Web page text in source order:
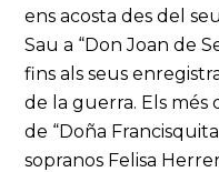
ens acosta des del
Sau a “Don Joan de
fins als seus
de la guerra. Els més
de “Doña
sopranos Felisa